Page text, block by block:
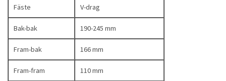
Fäste V-drag
Bak-bak 190-245 mm
Fram-bak 166 mm
Fram-fram 110 mm